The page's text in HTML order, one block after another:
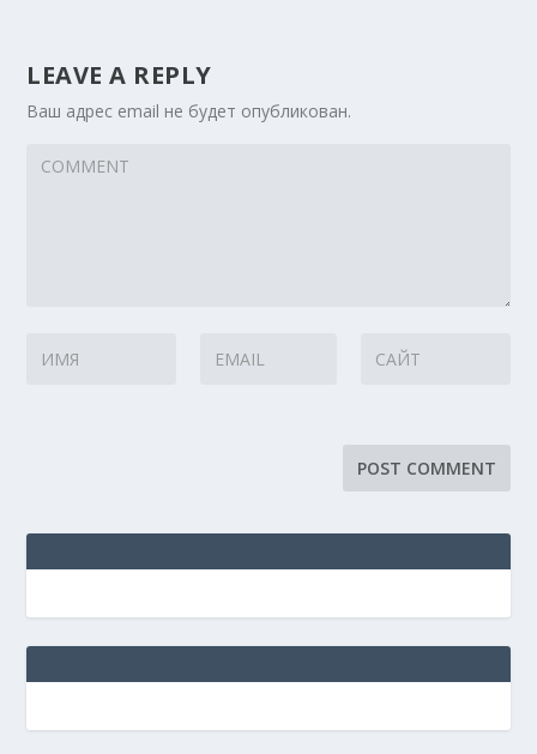
LEAVE A REPLY
Ваш адрес email не будет опубликован.